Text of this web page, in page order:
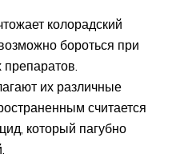
колорадский
бороться при
их различные
считается
который пагубно